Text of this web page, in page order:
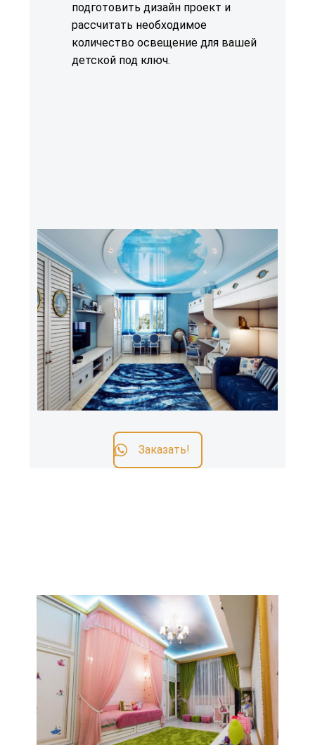
подготовить дизайн проект и
рассчитать необходимое
количество освещение для вашей
детской под ключ.
Заказать!